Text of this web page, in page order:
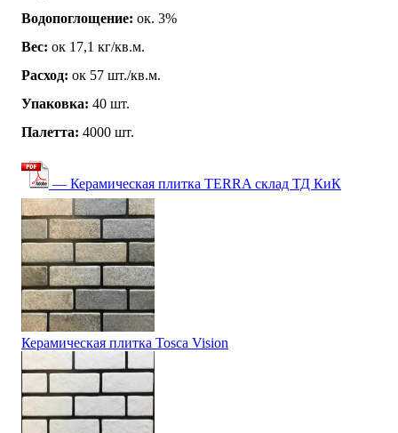
Водопоглощение: ок. 3%
Вес: ок 17,1 кг/кв.м.
Расход: ок 57 шт./кв.м.
Упаковка: 40 шт.
Палетта: 4000 шт.
— Керамическая плитка TERRA склад ТД КиК
Керамическая плитка Tosca Vision